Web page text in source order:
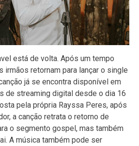
está de volta. Após um tempo
irmãos retornam para lançar o single
já se encontra disponível em
de streaming digital desde o dia 16
pela própria Rayssa Peres, após
a canção retrata o retorno de
o segmento gospel, mas também
A música também pode ser